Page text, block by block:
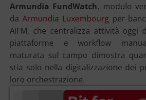
Armundia FundWatch, modulo
da Armundia Luxembourg per
AIFM, che centralizza attività oggi
piattaforme e workflow
maturata sul campo dimostra
stia solo nella digitalizzazione dei
loro orchestrazione.